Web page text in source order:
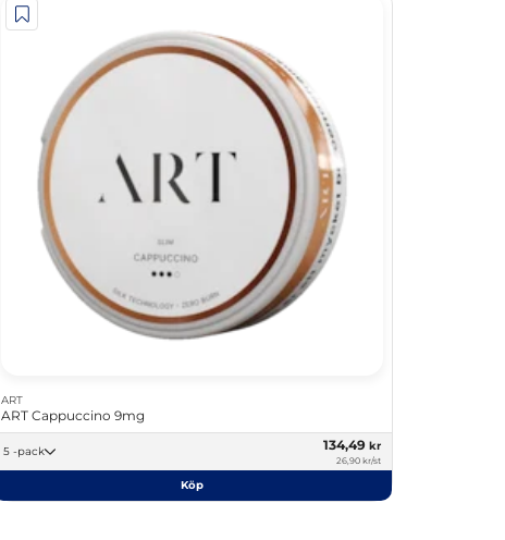
ART
ART Cappuccino 9mg
5 -pack 134,49 kr
26,90 kr/st
Köp